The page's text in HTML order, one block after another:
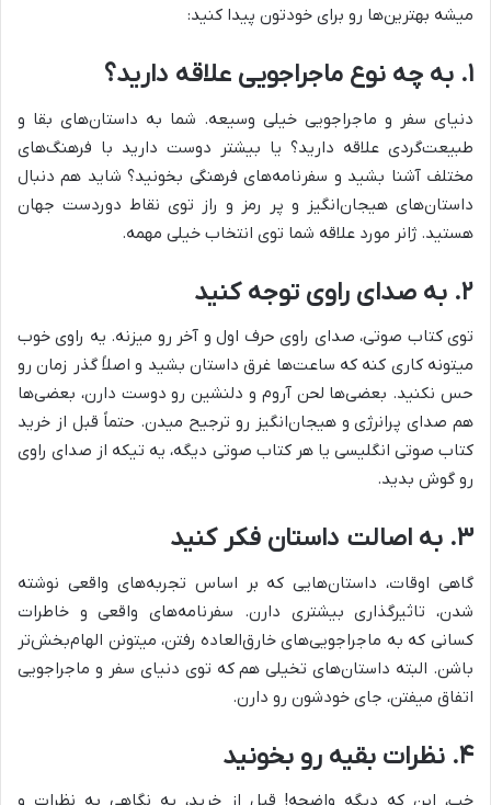
میشه بهترین‌ها رو برای خودتون پیدا کنید:
۱. به چه نوع ماجراجویی علاقه دارید؟
دنیای سفر و ماجراجویی خیلی وسیعه. شما به داستان‌های بقا و
طبیعت‌گردی علاقه دارید؟ یا بیشتر دوست دارید با فرهنگ‌های
مختلف آشنا بشید و سفرنامه‌های فرهنگی بخونید؟ شاید هم دنبال
داستان‌های هیجان‌انگیز و پر رمز و راز توی نقاط دوردست جهان
هستید. ژانر مورد علاقه شما توی انتخاب خیلی مهمه.
۲. به صدای راوی توجه کنید
توی کتاب صوتی، صدای راوی حرف اول و آخر رو میزنه. یه راوی خوب
میتونه کاری کنه که ساعت‌ها غرق داستان بشید و اصلاً گذر زمان رو
حس نکنید. بعضی‌ها لحن آروم و دلنشین رو دوست دارن، بعضی‌ها
هم صدای پرانرژی و هیجان‌انگیز رو ترجیح میدن. حتماً قبل از خرید
کتاب صوتی انگلیسی یا هر کتاب صوتی دیگه، یه تیکه از صدای راوی
رو گوش بدید.
۳. به اصالت داستان فکر کنید
گاهی اوقات، داستان‌هایی که بر اساس تجربه‌های واقعی نوشته
شدن، تاثیرگذاری بیشتری دارن. سفرنامه‌های واقعی و خاطرات
کسانی که به ماجراجویی‌های خارق‌العاده رفتن، میتونن الهام‌بخش‌تر
باشن. البته داستان‌های تخیلی هم که توی دنیای سفر و ماجراجویی
اتفاق میفتن، جای خودشون رو دارن.
۴. نظرات بقیه رو بخونید